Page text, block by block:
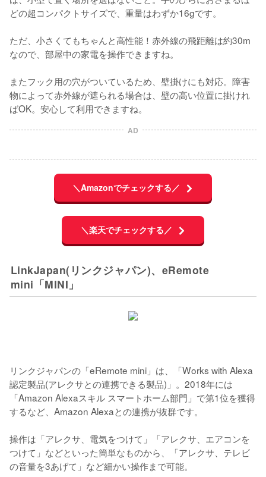
どの超コンパクトサイズで、重量はわずか16gです。
ただ、小さくてもちゃんと高性能！赤外線の飛距離は約30m
なので、部屋中の家電を操作できますね。
またフック用の穴がついているため、壁掛けにも対応。障害
物によって赤外線が遮られる場合は、壁の高い位置に掛けれ
ばOK。安心して利用できますね。
AD
＼Amazonでチェックする／
＼楽天でチェックする／
LinkJapan(リンクジャパン)、eRemote
mini「MINI」
リンクジャパンの「eRemote mini」は、「Works with Alexa
認定製品(アレクサとの連携できる製品)」。2018年には
「Amazon Alexaスキル スマートホーム部門」で第1位を獲得
するなど、Amazon Alexaとの連携が抜群です。
操作は「アレクサ、電気をつけて」「アレクサ、エアコンを
つけて」などといった簡単なものから、「アレクサ、テレビ
の音量を3あげて」など細かい操作まで可能。